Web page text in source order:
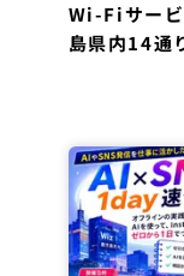
Wi-Fiサー
島県内14通